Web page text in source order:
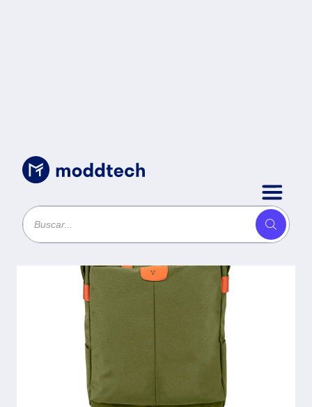
Sin categoría/MOCHILA VORAGO BP-301
VINTAGE DOBLE USO LAPTOP
15.6 VERDE -